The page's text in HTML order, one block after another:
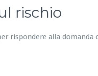
rischio
rispondere alla domanda